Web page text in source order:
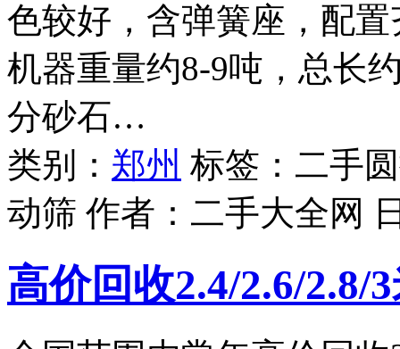
色较好，含弹簧座，配
机器重量约8-9吨，总长
分砂石…
类别： 郑州 标签：二手
动筛 作者： 二手大全网
高价回收2.4/2.6/2.8/